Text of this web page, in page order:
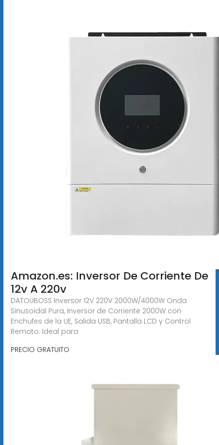
Amazon.es: Inversor De Corriente De
12v A 220v
DATOUBOSS Inversor 12V 220V 2000W/4000W Onda
Sinusoidal Pura, Inversor de Corriente 2000W con
Enchufes de la UE, Salida USB, Pantalla LCD y Control
Remoto. Ideal para
PRECIO GRATUITO